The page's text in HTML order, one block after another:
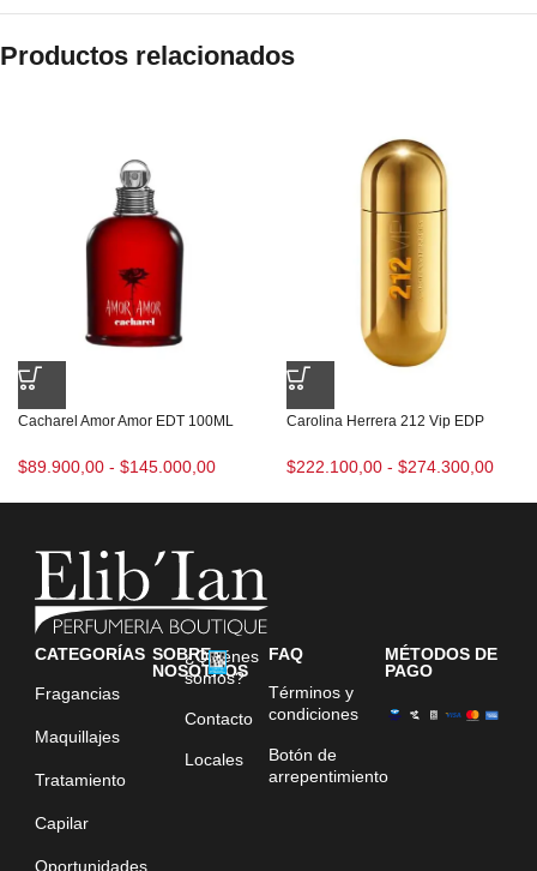
Productos relacionados
Cacharel Amor Amor EDT 100ML
$89.900,00 - $145.000,00
Carolina Herrera 212 Vip EDP
$222.100,00 - $274.300,00
CATEGORÍAS
Fragancias
Maquillajes
Tratamiento
Capilar
Oportunidades
SOBRE
NOSOTROS
¿Quiénes
somos?
Contacto
Locales
FAQ
Términos y
condiciones
Botón de
arrepentimiento
MÉTODOS DE
PAGO